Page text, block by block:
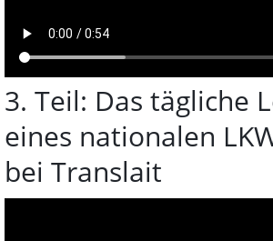
3. Teil: Das tägliche
eines nationalen
bei Translait